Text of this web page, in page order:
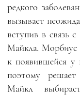
редкого
вызывает
вступив в связь
Майкла. Морбиус
к появившейся у
поэтому
Майкл